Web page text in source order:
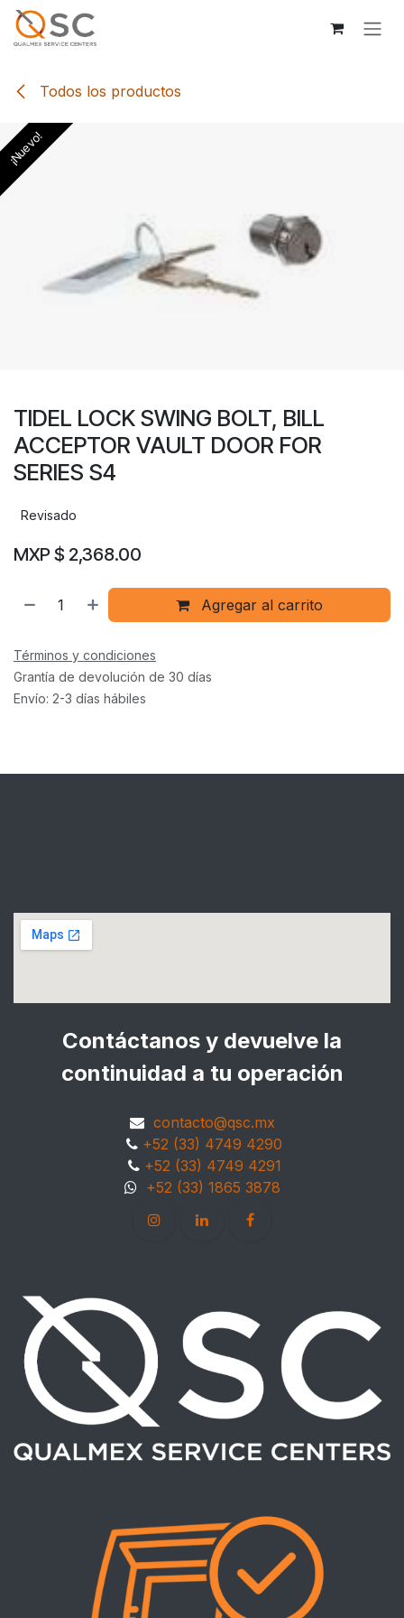
Ir al contenido
Todos los productos
¡Nuevo!
TIDEL LOCK SWING BOLT, BILL
ACCEPTOR VAULT DOOR FOR
SERIES S4
Revisado
MXP $ 2,368.00
Agregar al carrito
Términos y condiciones
Grantía de devolución de 30 días
Envío: 2-3 días hábiles
Contáctanos y devuelve la
continuidad a tu operación
contacto@qsc.mx
+52 (33) 4749 4290
+52 (33) 4749 4291
+52 (33) 1865 3878